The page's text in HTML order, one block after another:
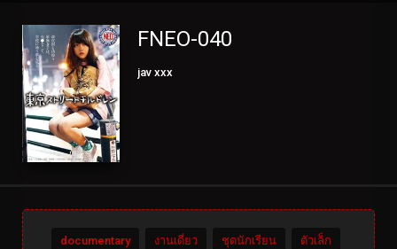
FNEO-040
jav xxx
documentary งานเดี่ยว ชุดนักเรียน ตัวเล็ก